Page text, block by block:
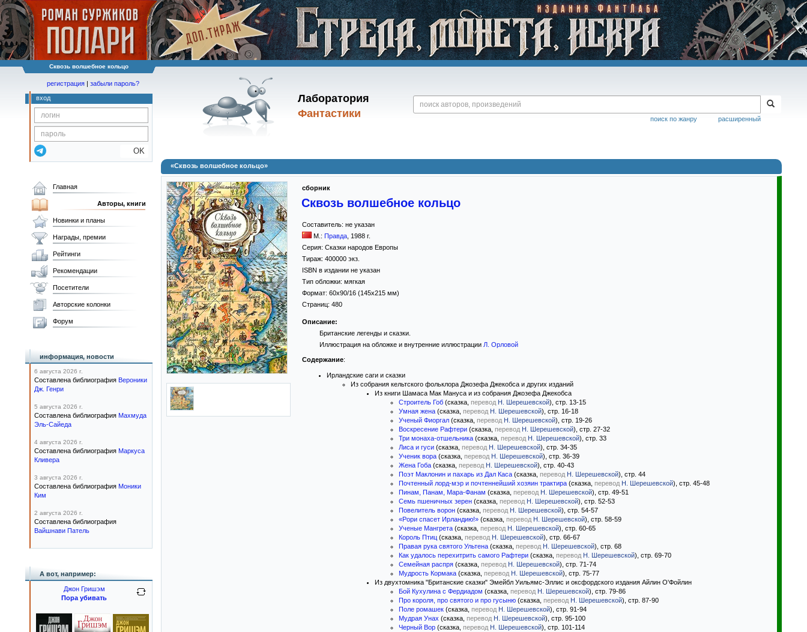
Сквозь волшебное кольцо
Лаборатория
Фантастики
расширенный
поиск по жанру
регистрация | забыли пароль?
вход
OK
«Сквозь волшебное кольцо»
сборник
Сквозь волшебное кольцо
Составитель: не указан
М.: Правда 1988 г.
Серия: Сказки народов Европы
Тираж: 400000 экз.
ISBN в издании не указан
Тип обложки: мягкая
Формат: 60x90/16 (145x215 мм)
Страниц: 480
Описание:
Британские легенды и сказки.
Иллюстрация на обложке и внутренние иллюстрации Л. Орловой
Содержание:
Ирландские саги и сказки
Из собрания кельтского фольклора Джозефа Джекобса и других изданий
Из книги Шамаса Мак Мануса и из собрания Джозефа Джекобса
Строитель Гоб (сказка, перевод Н. Шерешевской), стр. 13-15
Умная жена (сказка, перевод Н. Шерешевской), стр. 16-18
Ученый Фиоргал (сказка, перевод Н. Шерешевской), стр. 19-26
Воскресение Рафтери (сказка, перевод Н. Шерешевской), стр. 27-32
Три монаха-отшельника (сказка, перевод Н. Шерешевской), стр. 33
Лиса и гуси (сказка, перевод Н. Шерешевской), стр. 34-35
Ученик вора (сказка, перевод Н. Шерешевской), стр. 36-39
Жена Гоба (сказка, перевод Н. Шерешевской), стр. 40-43
Поэт Маклонин и пахарь из Дал Каса (сказка, перевод Н. Шерешевской), стр. 44
Почтенный лорд-мэр и почтеннейший хозяин трактира (сказка, перевод Н. Шерешевской), стр. 45-48
Пинам, Панам, Мара-Фанам (сказка, перевод Н. Шерешевской), стр. 49-51
Семь пшеничных зерен (сказка, перевод Н. Шерешевской), стр. 52-53
Повелитель ворон (сказка, перевод Н. Шерешевской), стр. 54-57
«Рори спасет Ирландию!» (сказка, перевод Н. Шерешевской), стр. 58-59
Ученые Мангрета (сказка, перевод Н. Шерешевской), стр. 60-65
Король Птиц (сказка, перевод Н. Шерешевской), стр. 66-67
Правая рука святого Ультена (сказка, перевод Н. Шерешевской), стр. 68
Как удалось перехитрить самого Рафтери (сказка, перевод Н. Шерешевской), стр. 69-70
Семейная распря (сказка, перевод Н. Шерешевской), стр. 71-74
Мудрость Кормака (сказка, перевод Н. Шерешевской), стр. 75-77
Из двухтомника "Британские сказки" Эмейбл Уильямс-Эллис и оксфордского издания Айлин О'Фойлин
Бой Кухулина с Фердиадом (сказка, перевод Н. Шерешевской), стр. 79-86
Про короля, про святого и про гусыню (сказка, перевод Н. Шерешевской), стр. 87-90
Поле ромашек (сказка, перевод Н. Шерешевской), стр. 91-94
Мудрая Унах (сказка, перевод Н. Шерешевской), стр. 95-100
Черный Вор (сказка, перевод Н. Шерешевской), стр. 101-114
Главная
Авторы, книги
Новинки и планы
Награды, премии
Рейтинги
Рекомендации
Посетители
Авторские колонки
Форум
информация, новости
6 августа 2026 г.
Составлена библиография Вероники
Дж. Генри
5 августа 2026 г.
Составлена библиография Махмуда
Эль-Сайеда
4 августа 2026 г.
Составлена библиография Маркуса
Кливера
3 августа 2026 г.
Составлена библиография Моники
Ким
2 августа 2026 г.
Составлена библиография
Вайшнави Патель
А вот, например:
Джон Гришэм
Пора убивать